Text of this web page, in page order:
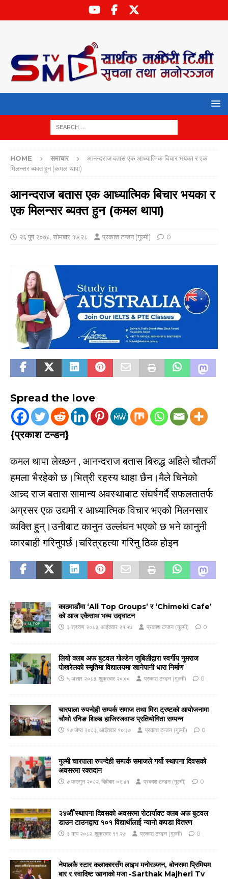
HOME समाचार
आनन्दराज बतास एक आध्यात्मिक बिचार भयका र एक
मिलन्सर ब्यक्त हुन (कमल थापा)
आनन्दराज बतास एक आध्यात्मिक बिचार भयका र
एक मिलन्सर ब्यक्त हुन (कमल थापा)
२६ पुष २०७८, सोमबार १७:२८ प्रकाश टन्डन (गुल्मी) 0
Spread the love
{प्रकाश टन्डन}
कमल थापा लेख्छन , आनन्दराज बतास बिरुद्ध अहिले चौतर्फी
हमला भैरहेको छ।भित्री रहस्य थाहा छैन।मैले चिनेको
आन्न्द राज बतास सामान्य अवस्थाबाट संघर्षगर्दै सफलतातर्फ
अग्रसर एक उद्यमी र आध्यात्मिक विचार भएको मिलनसार
व्यक्ति हुन्।उनीबाट कानुन उल्लंघन भएको छ भने कानुनी
कारबाही गरिनुपर्छ।चरित्रहत्या गरिनु ठिक होइन
काठमाडौंमा ‘All Top Groups’ र ‘Chimeki Cafe’
को आज एकैसाथ भव्य उद्घाटन
३ श्रावण २०८३, आईतवार २१:५७ प्रकाश टन्डन (गुल्मी) 0
लियो क्लब अफ बुटवल गोल्डेन जुबिलीद्वारा स्वर्गीय नुमराज
पोखरेलको स्मृतिमा विद्यालयमा खानेपानी धारा निर्माण
५ असार २०८३, शुक्रबार २०:०० प्रकाश टन्डन (गुल्मी) 0
चारपाला रुपन्देही सम्पर्क समाज तथा मिरा ट्रष्टको आयोजनामा
चौथो रनिङ शिल्ड हाजिरजवाफ प्रतियोगिता सम्पन्न
१७ जेष्ठ २०८३, आईतवार १०:३७ प्रकाश टन्डन (गुल्मी) 0
गुल्मी चारपाला रुपन्देही सम्पर्क समाजले गर्यो स्थापना दिवसको
अवसरमा रक्तदान
७ फाल्गुन २०८२, बिहीबार ०९:४१ प्रकाश टन्डन (गुल्मी) 0
२४औँ स्थापना दिवसको अवसरमा रोटार्याक्ट क्लब अफ बुटवल
डाउन टाउनद्वारा १०१ विद्यार्थीलाई न्यानो कपडा वितरण
३ माघ २०८२, शुक्रबार ११:२७ प्रकाश टन्डन (गुल्मी) 0
नेपालकै स्टार कलाकारसँग लाइभ मनोरञ्जन, बोनसमा प्रिमियम
बार र स्वादिष्ट खानाको मजा -Sarthak Majheri Tv